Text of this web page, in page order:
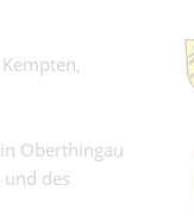
Oberthingau
des